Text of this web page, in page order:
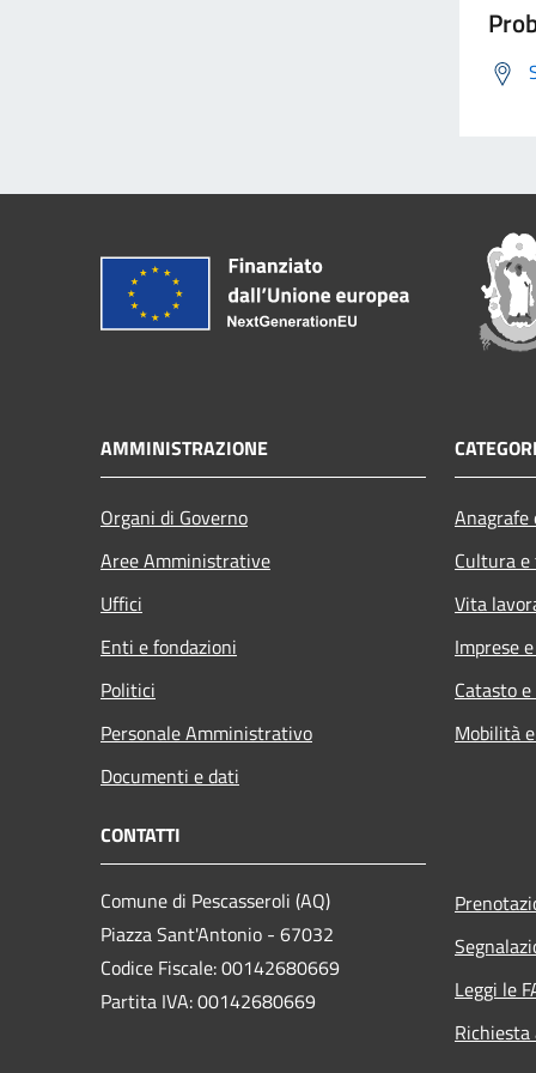
AMMINISTRAZIONE
Organi di Governo
Aree Amministrative
Uffici
Enti e fondazioni
Politici
Personale Amministrativo
Documenti e dati
Cultura
Vita
Imprese
Catasto
Mobilità
CONTATTI
Comune di Pescasseroli (AQ)
Piazza Sant'Antonio - 67032
Codice Fiscale: 00142680669
Partita IVA: 00142680669
Leggi le